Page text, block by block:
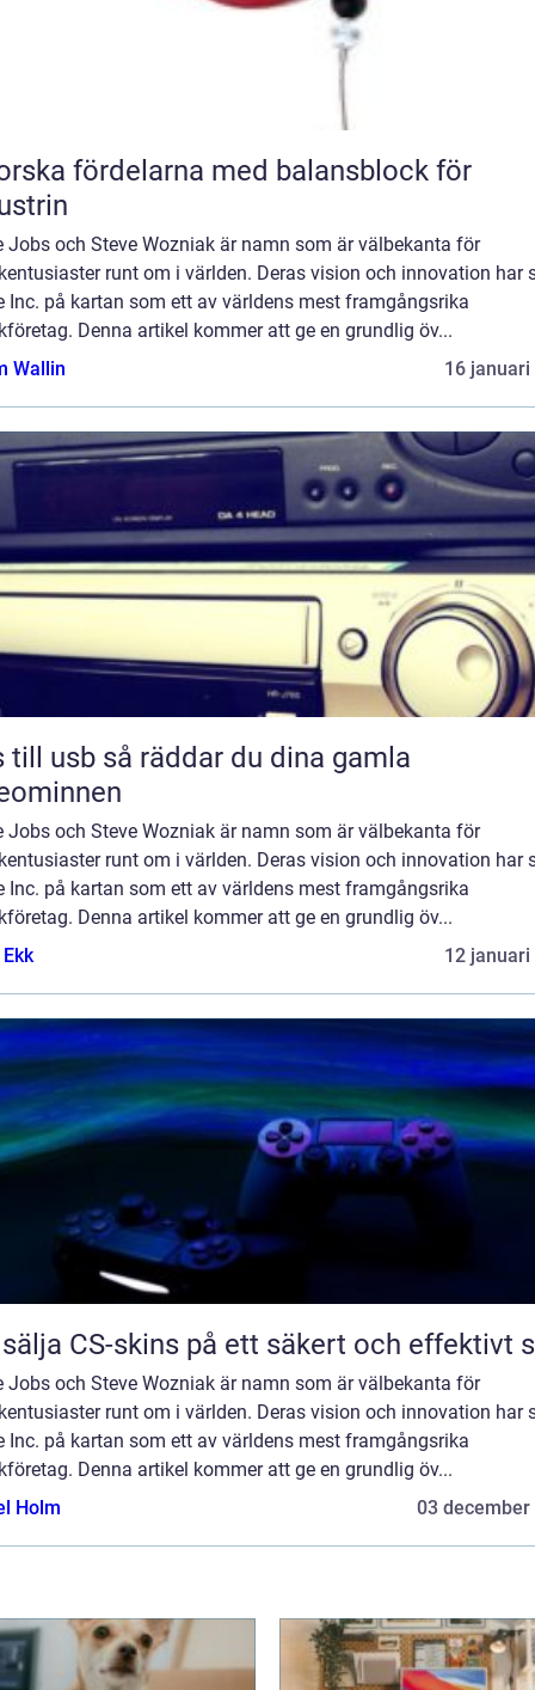
fördelarna med balansblock för
Jobs och Steve Wozniak är namn som är välbekanta för
runt om i världen. Deras vision och innovation har
Inc. på kartan som ett av världens mest framgångsrika
Denna artikel kommer att ge en grundlig öv...
Wallin
16 januari
räddar du dina gamla
Jobs och Steve Wozniak är namn som är välbekanta för
runt om i världen. Deras vision och innovation har
Inc. på kartan som ett av världens mest framgångsrika
Denna artikel kommer att ge en grundlig öv...
12 januari
CS-skins på ett säkert och effektivt
Jobs och Steve Wozniak är namn som är välbekanta för
runt om i världen. Deras vision och innovation har
Inc. på kartan som ett av världens mest framgångsrika
Denna artikel kommer att ge en grundlig öv...
Holm
03 december